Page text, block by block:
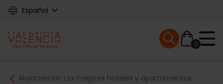
Skip
content
Español
Main
0
Mobile menu
Alojamiento: Los mejores hoteles y apartamentos